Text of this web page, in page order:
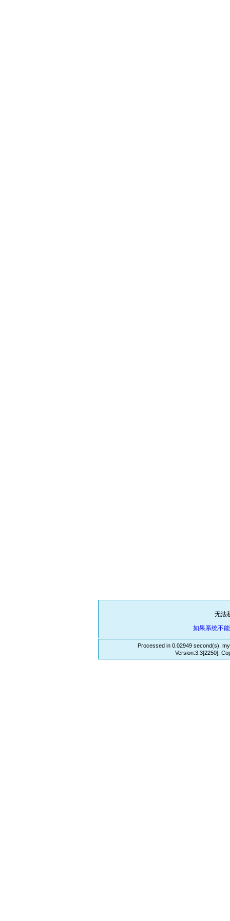
无法
如果系统不
Processed in 0.02949 second(s),
Version:3.3[2250],